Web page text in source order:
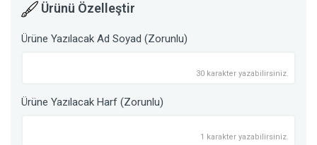
Ürünü Özelleştir
Ürüne Yazılacak Ad Soyad (Zorunlu)
30 karakter yazabilirsiniz.
Ürüne Yazılacak Harf (Zorunlu)
1 karakter yazabilirsiniz.